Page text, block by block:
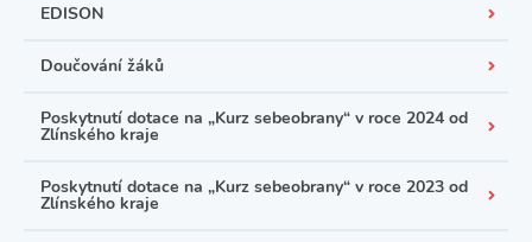
EDISON
Doučování žáků
Poskytnutí dotace na „Kurz sebeobrany“ v roce 2024 od
Zlínského kraje
Poskytnutí dotace na „Kurz sebeobrany“ v roce 2023 od
Zlínského kraje